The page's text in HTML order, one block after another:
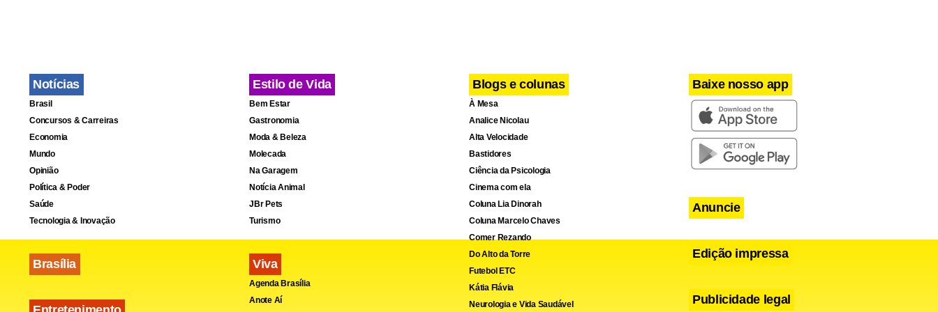
novos documentos, a data dos atrasados não seja do pedido inicial no posto.
Notícias
Brasil
Concursos & Carreiras
Economia
Mundo
Opinião
Política & Poder
Saúde
Tecnologia & Inovação
Brasília
Estilo de Vida
Bem Estar
Gastronomia
Moda & Beleza
Molecada
Na Garagem
Notícia Animal
JBr Pets
Turismo
Viva
Agenda Brasília
Anote Aí
Blogs e colunas
À Mesa
Analice Nicolau
Alta Velocidade
Bastidores
Ciência da Psicologia
Cinema com ela
Coluna Lia Dinorah
Coluna Marcelo Chaves
Comer Rezando
Do Alto da Torre
Futebol ETC
Kátia Flávia
Neurologia e Vida Saudável
Baixe nosso app
Anuncie
Edição impressa
Publicidade legal